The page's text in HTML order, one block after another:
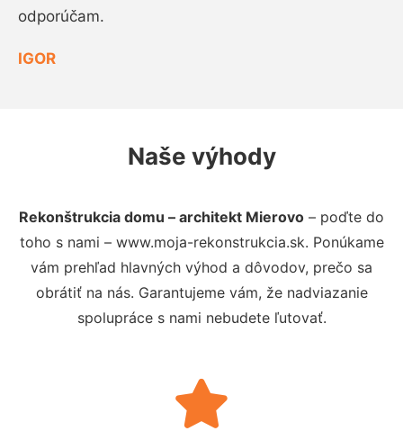
odporúčam.
IGOR
Naše výhody
Rekonštrukcia domu – architekt Mierovo – poďte do
toho s nami – www.moja-rekonstrukcia.sk. Ponúkame
vám prehľad hlavných výhod a dôvodov, prečo sa
obrátiť na nás. Garantujeme vám, že nadviazanie
spolupráce s nami nebudete ľutovať.